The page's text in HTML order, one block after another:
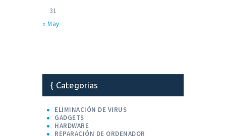
31
« May
Categorias
ELIMINACIÓN DE VIRUS
GADGETS
HARDWARE
REPARACIÓN DE ORDENADOR